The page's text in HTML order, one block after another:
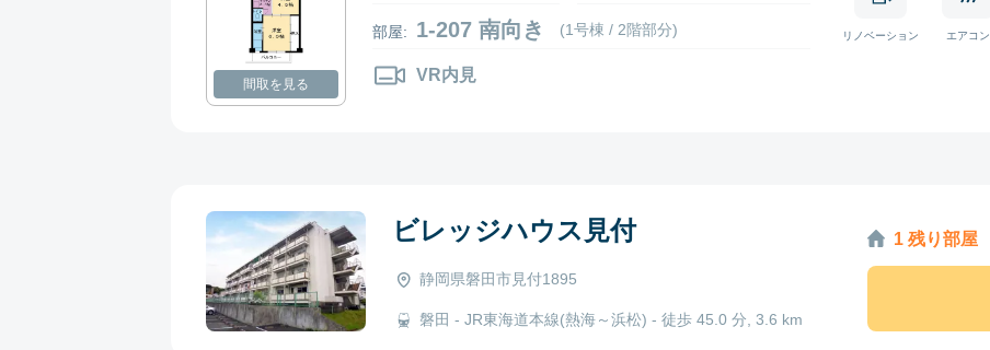
間取を見る
部屋: 1-207 南向き (1号棟 / 2階部分)
VR内見
リノベーション エアコン
ビレッジハウス見付
静岡県磐田市見付1895
磐田 - JR東海道本線(熱海～浜松) - 徒歩 45.0 分, 3.6 km
1 残り部屋